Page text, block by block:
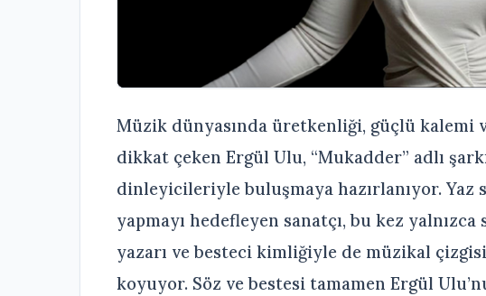
Müzik dünyasında üretkenliği, güçlü kalemi
dikkat çeken Ergül Ulu, “Mukadder” adlı
dinleyicileriyle buluşmaya hazırlanıyor. Yaz
yapmayı hedefleyen sanatçı, bu kez
yazarı ve besteci kimliğiyle de müzikal
koyuyor. Söz ve bestesi tamamen Ergül